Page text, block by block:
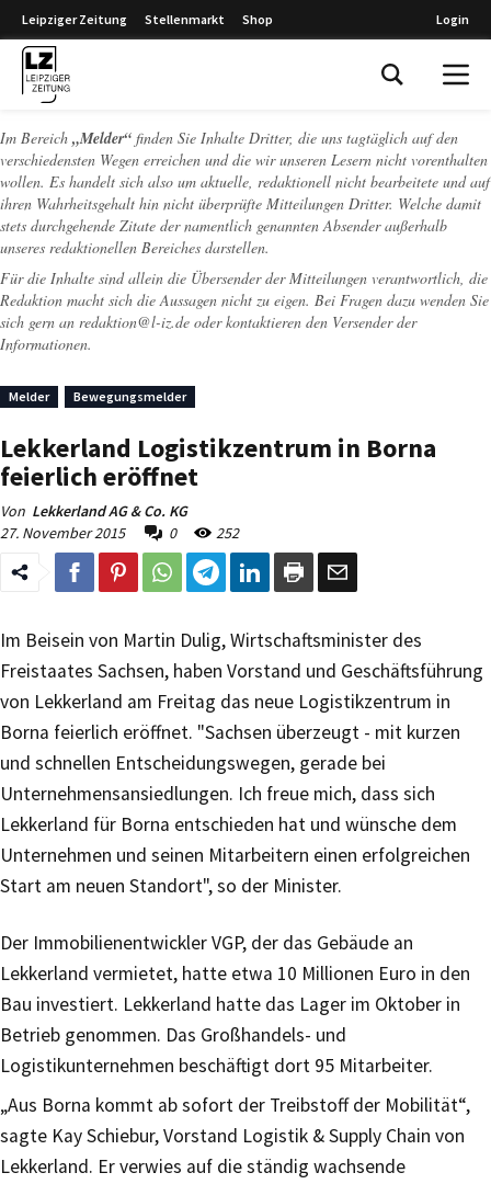
Leipziger Zeitung Stellenmarkt Shop Login
Im Bereich „Melder“ finden Sie Inhalte Dritter, die uns tagtäglich auf den
verschiedensten Wegen erreichen und die wir unseren Lesern nicht vorenthalten
wollen. Es handelt sich also um aktuelle, redaktionell nicht bearbeitete und auf
ihren Wahrheitsgehalt hin nicht überprüfte Mitteilungen Dritter. Welche damit
stets durchgehende Zitate der namentlich genannten Absender außerhalb
unseres redaktionellen Bereiches darstellen.
Für die Inhalte sind allein die Übersender der Mitteilungen verantwortlich, die
Redaktion macht sich die Aussagen nicht zu eigen. Bei Fragen dazu wenden Sie
sich gern an redaktion@l-iz.de oder kontaktieren den Versender der
Informationen.
Melder Bewegungsmelder
Lekkerland Logistikzentrum in Borna
feierlich eröffnet
Von Lekkerland AG & Co. KG
27. November 2015
0 252
Im Beisein von Martin Dulig, Wirtschaftsminister des
Freistaates Sachsen, haben Vorstand und Geschäftsführung
von Lekkerland am Freitag das neue Logistikzentrum in
Borna feierlich eröffnet. "Sachsen überzeugt - mit kurzen
und schnellen Entscheidungswegen, gerade bei
Unternehmensansiedlungen. Ich freue mich, dass sich
Lekkerland für Borna entschieden hat und wünsche dem
Unternehmen und seinen Mitarbeitern einen erfolgreichen
Start am neuen Standort", so der Minister.
Der Immobilienentwickler VGP, der das Gebäude an
Lekkerland vermietet, hatte etwa 10 Millionen Euro in den
Bau investiert. Lekkerland hatte das Lager im Oktober in
Betrieb genommen. Das Großhandels- und
Logistikunternehmen beschäftigt dort 95 Mitarbeiter.
„Aus Borna kommt ab sofort der Treibstoff der Mobilität“,
sagte Kay Schiebur, Vorstand Logistik & Supply Chain von
Lekkerland. Er verwies auf die ständig wachsende